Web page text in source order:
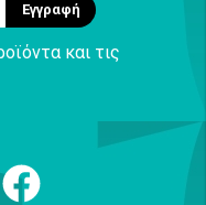
Εγγραφή
και τις